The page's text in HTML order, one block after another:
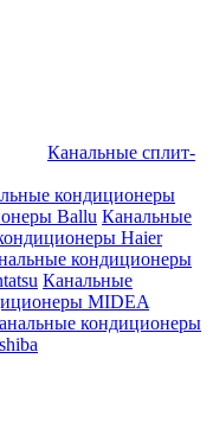
Канальные сплит-
кондиционеры
Ballu Канальные
Haier
кондиционеры
Канальные
MIDEA
кондиционеры